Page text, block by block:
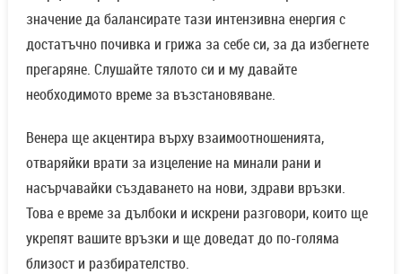
значение да балансирате тази интензивна енергия с
достатъчно почивка и грижа за себе си, за да избегнете
прегаряне. Слушайте тялото си и му давайте
необходимото време за възстановяване.
Венера ще акцентира върху взаимоотношенията,
отваряйки врати за изцеление на минали рани и
насърчавайки създаването на нови, здрави връзки.
Това е време за дълбоки и искрени разговори, които ще
укрепят вашите връзки и ще доведат до по-голяма
близост и разбирателство.